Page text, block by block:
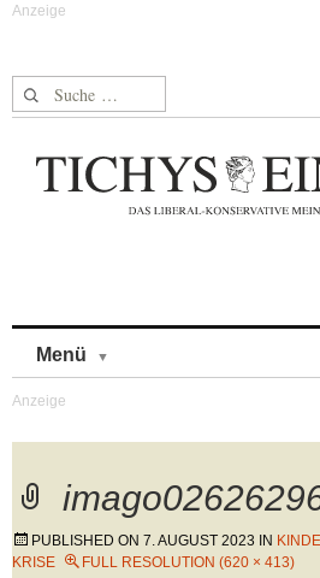
Suche nach:
Menü
PUBLISHED ON 7. AUGUST 2023 IN
KRISE
FULL RESOLUTION (620 × 413)